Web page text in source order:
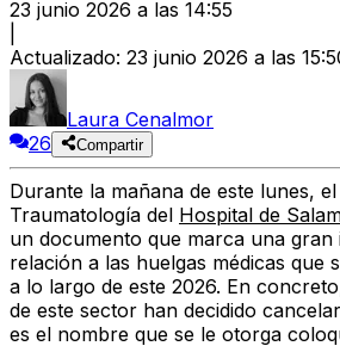
23 junio 2026 a las 14:55
Actualizado: 23 junio 2026 a las
Laura Cenalmor
26
Compartir
Durante la mañana de este lunes,
Traumatología del Hospital de
un documento que marca una gran
relación a las huelgas médicas que
a lo largo de este 2026. En
de este sector han decidido
es el nombre que se le otorga